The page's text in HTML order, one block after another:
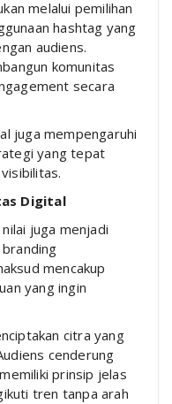
melalui pemilihan
hashtag yang
audiens.
komunitas
secara
juga mempengaruhi
yang tepat
Digital
juga menjadi
mencakup
yang ingin
citra yang
cenderung
prinsip jelas
tren tanpa arah